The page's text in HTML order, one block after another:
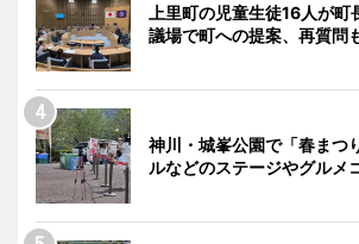
上里町の児童生徒16人が
議場で町への提案、再質問
神川・城峯公園で「春ま
ルなどのステージやグルメ